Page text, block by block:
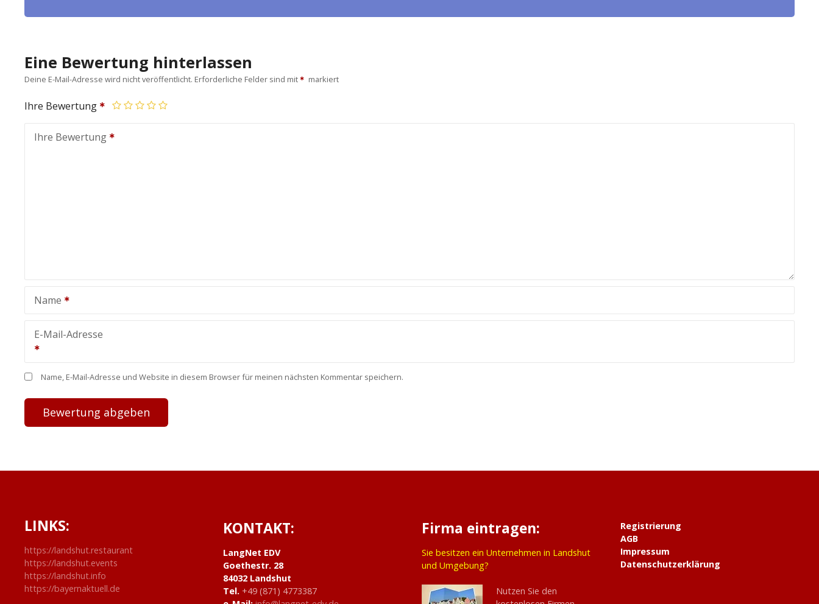
Eine Bewertung hinterlassen
Deine E-Mail-Adresse wird nicht veröffentlicht. Erforderliche Felder sind mit markiert
Ihre Bewertung
Ihre Bewertung
Name
E-Mail-Adresse
Name, E-Mail-Adresse und Website in diesem Browser für meinen nächsten Kommentar speichern.
LINKS:
https://landshut.restaurant
https://landshut.events
https://landshut.info
https://bayernaktuell.de
KONTAKT:
LangNet EDV
Goethestr. 28
84032 Landshut
Tel. +49 (871) 4773387
Firma eintragen:
Sie besitzen ein Unternehmen in Landshut
und Umgebung?
Nutzen Sie den
Registrierung
AGB
Impressum
Datenschutzerklärung